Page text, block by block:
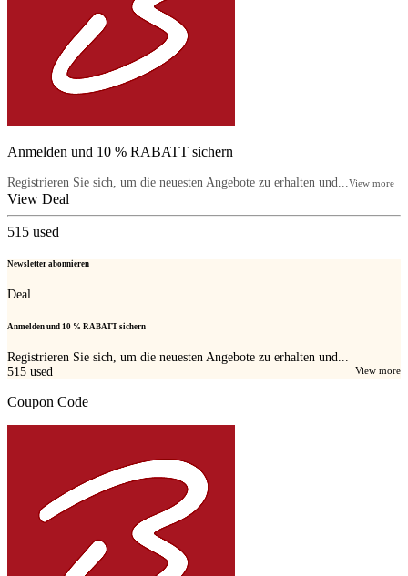
Anmelden und 10 % RABATT sichern
Registrieren Sie sich, um die neuesten Angebote zu erhalten und...View more
View Deal
515 used
Newsletter abonnieren
Deal
Anmelden und 10 % RABATT sichern
Registrieren Sie sich, um die neuesten Angebote zu erhalten und...
View more
515 used
Coupon Code